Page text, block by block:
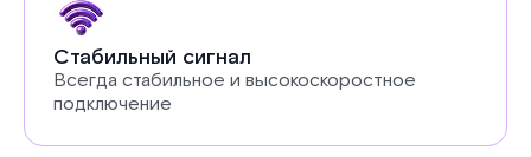
Стабильный сигнал
Всегда стабильное и высокоскоростное
подключение